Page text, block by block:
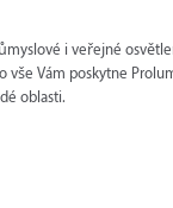
i veřejné
Vám poskytne
oblasti.